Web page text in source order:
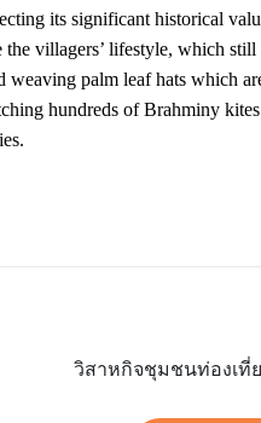
its significant historical
the villagers’ lifestyle, which
palm leaf hats which
hundreds of Brahminy
วิสาหกิจชุมชนท่องเที่